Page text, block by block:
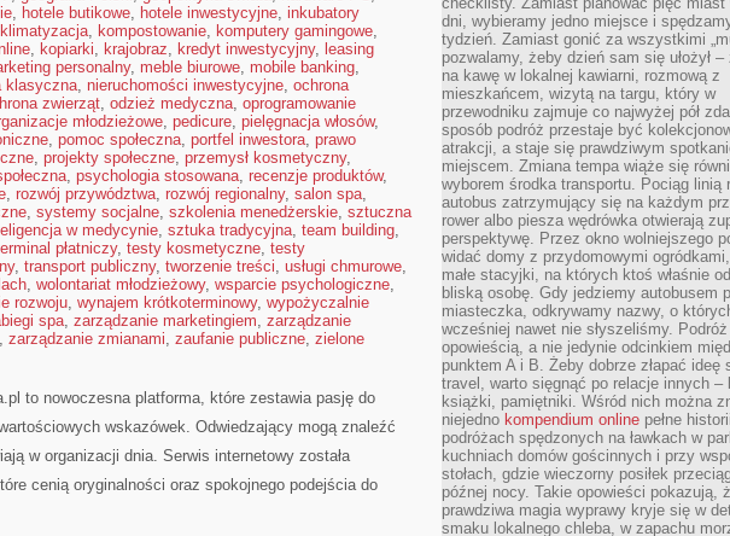
, hotele butikowe, hotele inwestycyjne, inkubatory
klimatyzacja, kompostowanie, komputery gamingowe,
, kopiarki, krajobraz, kredyt inwestycyjny, leasing
personalny, meble biurowe, mobile banking,
klasyczna, nieruchomości inwestycyjne, ochrona
zwierząt, odzież medyczna, oprogramowanie
młodzieżowe, pedicure, pielęgnacja włosów,
, pomoc społeczna, portfel inwestora, prawo
, projekty społeczne, przemysł kosmetyczny,
, psychologia stosowana, recenzje produktów,
, rozwój przywództwa, rozwój regionalny, salon spa,
, systemy socjalne, szkolenia menedżerskie, sztuczna
w medycynie, sztuka tradycyjna, team building,
płatniczy, testy kosmetyczne, testy
, transport publiczny, tworzenie treści, usługi chmurowe,
, wolontariat młodzieżowy, wsparcie psychologiczne,
rozwoju, wynajem krótkoterminowy, wypożyczalnie
spa, zarządzanie marketingiem, zarządzanie
, zarządzanie zmianami, zaufanie publiczne, zielone
to nowoczesna platforma, które zestawia pasję do
wskazówek. Odwiedzający mogą znaleźć
w organizacji dnia. Serwis internetowy została
cenią oryginalności oraz spokojnego podejścia do
dni, wybieramy jedno miejsce i
tydzień. Zamiast gonić za wszystkimi
pozwalamy, żeby dzień sam się ułożył –
na kawę w lokalnej kawiarni, rozmową z
mieszkańcem, wizytą na targu, który w
przewodniku zajmuje co najwyżej pół
sposób podróż przestaje być
atrakcji, a staje się prawdziwym
miejscem. Zmiana tempa wiąże się
wyborem środka transportu. Pociąg linią
autobus zatrzymujący się na każdym
rower albo piesza wędrówka otwierają
perspektywę. Przez okno wolniejszego
widać domy z przydomowymi
małe stacyjki, na których ktoś właśnie
bliską osobę. Gdy jedziemy autobusem
miasteczka, odkrywamy nazwy, o
wcześniej nawet nie słyszeliśmy.
opowieścią, a nie jedynie odcinkiem
punktem A i B. Żeby dobrze złapać ideę
travel, warto sięgnąć po relacje innych –
książki, pamiętniki. Wśród nich można
niejedno kompendium online pełne
podróżach spędzonych na ławkach w
kuchniach domów gościnnych i przy
stołach, gdzie wieczorny posiłek
późnej nocy. Takie opowieści pokazują,
prawdziwa magia wyprawy kryje się w
smaku lokalnego chleba, w zapachu